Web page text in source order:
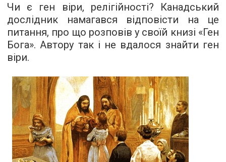
Чи є ген віри, релігійності? Канадський
дослідник намагався відповісти на це
питання, про що розповів у своїй книзі «Ген
Бога». Автору так і не вдалося знайти ген
віри.